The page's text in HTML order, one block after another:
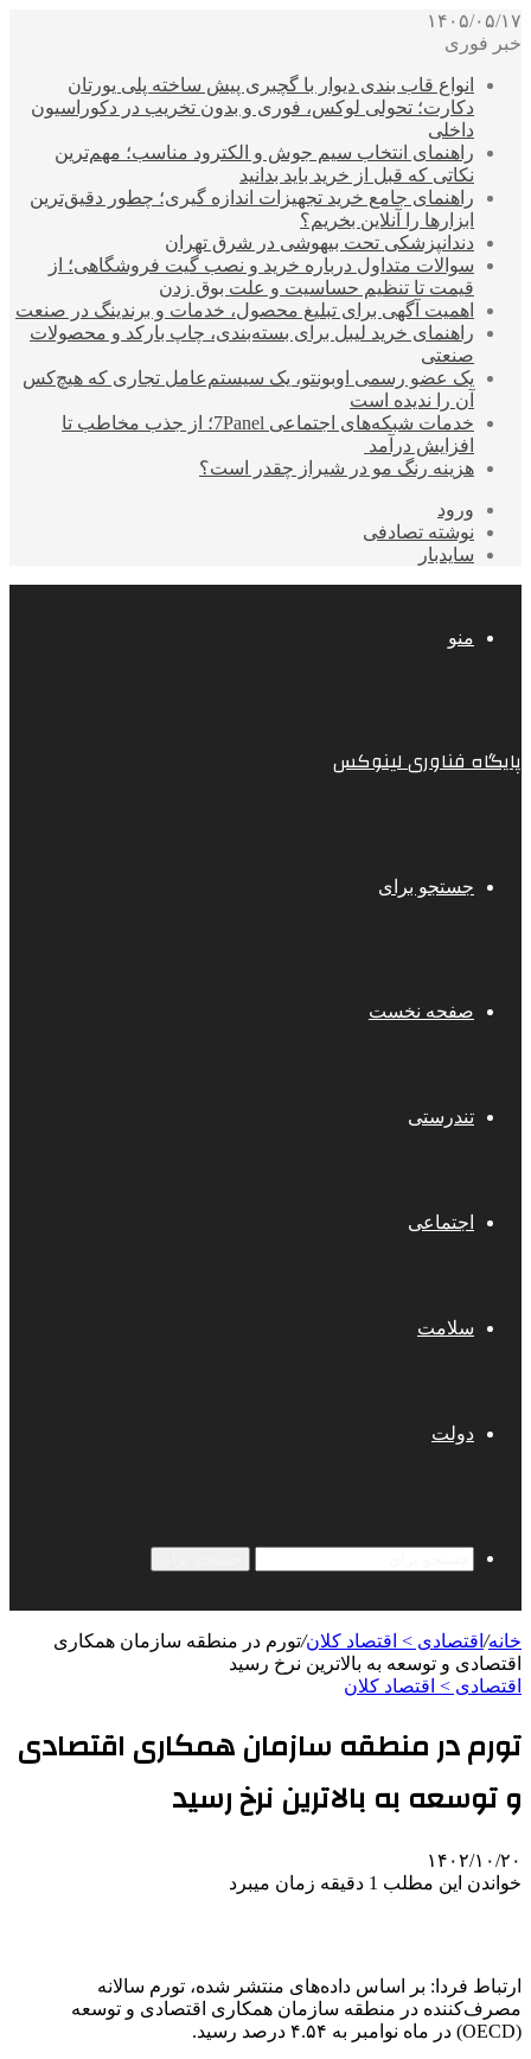
۱۴۰۵/۰۵/۱۷
خبر فوری
انواع قاب بندی دیوار با گچبری پیش ساخته پلی یورتان
دکارت؛ تحولی لوکس، فوری و بدون تخریب در دکوراسیون
داخلی
راهنمای انتخاب سیم جوش و الکترود مناسب؛ مهم‌ترین
نکاتی که قبل از خرید باید بدانید
راهنمای جامع خرید تجهیزات اندازه گیری؛ چطور دقیق‌ترین
ابزارها را آنلاین بخریم؟
دندانپزشکی تحت بیهوشی در شرق تهران
سوالات متداول درباره خرید و نصب گیت فروشگاهی؛ از
قیمت تا تنظیم حساسیت و علت بوق زدن
اهمیت آگهی برای تبلیغ محصول، خدمات و برندینگ در صنعت
راهنمای خرید لیبل برای بسته‌بندی، چاپ بارکد و محصولات
صنعتی
یک عضو رسمی اوبونتو، یک سیستم‌عامل تجاری که هیچ‌کس
آن را ندیده است
خدمات شبکه‌های اجتماعی 7Panel؛ از جذب مخاطب تا
افزایش درآمد
هزینه رنگ مو در شیراز چقدر است؟
ورود
نوشته تصادفی
سایدبار
منو
پایگاه فناوری لینوکس
جستجو برای
صفحه نخست
تندرستی
اجتماعی
سلامت
دولت
خانه/ اقتصادی > اقتصاد کلان/تورم در منطقه سازمان همکاری
اقتصادی و توسعه به بالاترین نرخ رسید
اقتصادی > اقتصاد کلان
تورم در منطقه سازمان همکاری اقتصادی
و توسعه به بالاترین نرخ رسید
۱۴۰۲/۱۰/۲۰
خواندن این مطلب 1 دقیقه زمان میبرد
ارتباط فردا: بر اساس داده‌های منتشر شده، تورم سالانه
مصرف‌کننده در منطقه سازمان همکاری اقتصادی و توسعه
(OECD) در ماه نوامبر به ۴.۵۴ درصد رسید.